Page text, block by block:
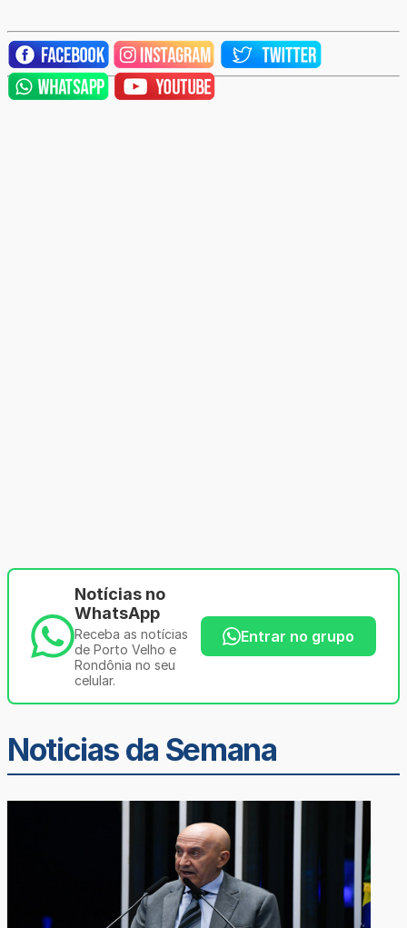
Notícias no
WhatsApp
Receba as notícias
de Porto Velho e
Rondônia no seu
celular.
Entrar no grupo
Noticias da Semana